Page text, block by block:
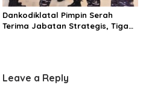
Dankodiklatal Pimpin Serah
Terima Jabatan Strategis, Tiga
Leave a Reply